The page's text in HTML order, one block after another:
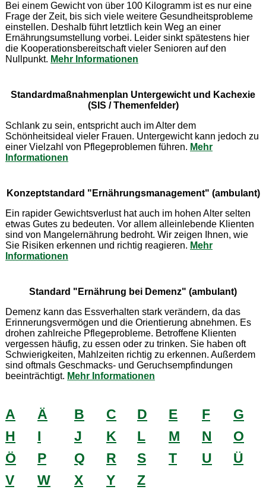
Bei einem Gewicht von über 100 Kilogramm ist es nur eine
Frage der Zeit, bis sich viele weitere Gesundheitsprobleme
einstellen. Deshalb führt letztlich kein Weg an einer
Ernährungsumstellung vorbei. Leider sinkt spätestens hier
die Kooperationsbereitschaft vieler Senioren auf den
Nullpunkt. Mehr Informationen
Standardmaßnahmenplan Untergewicht und Kachexie
(SIS / Themenfelder)
Schlank zu sein, entspricht auch im Alter dem
Schönheitsideal vieler Frauen. Untergewicht kann jedoch zu
einer Vielzahl von Pflegeproblemen führen. Mehr
Informationen
Konzeptstandard "Ernährungsmanagement" (ambulant)
Ein rapider Gewichtsverlust hat auch im hohen Alter selten
etwas Gutes zu bedeuten. Vor allem alleinlebende Klienten
sind von Mangelernährung bedroht. Wir zeigen Ihnen, wie
Sie Risiken erkennen und richtig reagieren. Mehr
Informationen
Standard "Ernährung bei Demenz" (ambulant)
Demenz kann das Essverhalten stark verändern, da das
Erinnerungsvermögen und die Orientierung abnehmen. Es
drohen zahlreiche Pflegeprobleme. Betroffene Klienten
vergessen häufig, zu essen oder zu trinken. Sie haben oft
Schwierigkeiten, Mahlzeiten richtig zu erkennen. Außerdem
sind oftmals Geschmacks- und Geruchsempfindungen
beeinträchtigt. Mehr Informationen
A Ä B C D E F
G
H
I J K L M N
O
Ö
P Q R S T U
Ü
V
W X Y Z